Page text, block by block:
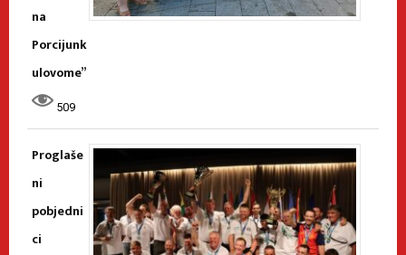
na
Porcijunk
ulovome”
509
Proglaše
ni
pobjedni
ci